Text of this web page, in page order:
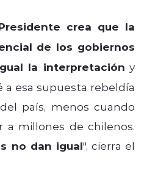
crea que la
de los gobiernos
la interpretación y
a esa supuesta rebeldía
país, menos cuando
a millones de chilenos.
no dan igual", cierra el